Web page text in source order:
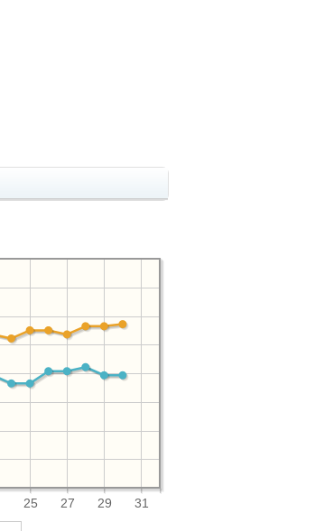
25 27 29 31